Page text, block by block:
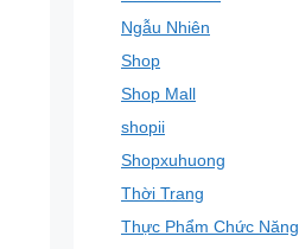
Ngẫu Nhiên
Shop
Shop Mall
shopii
Shopxuhuong
Thời Trang
Thực Phẩm Chức Năng